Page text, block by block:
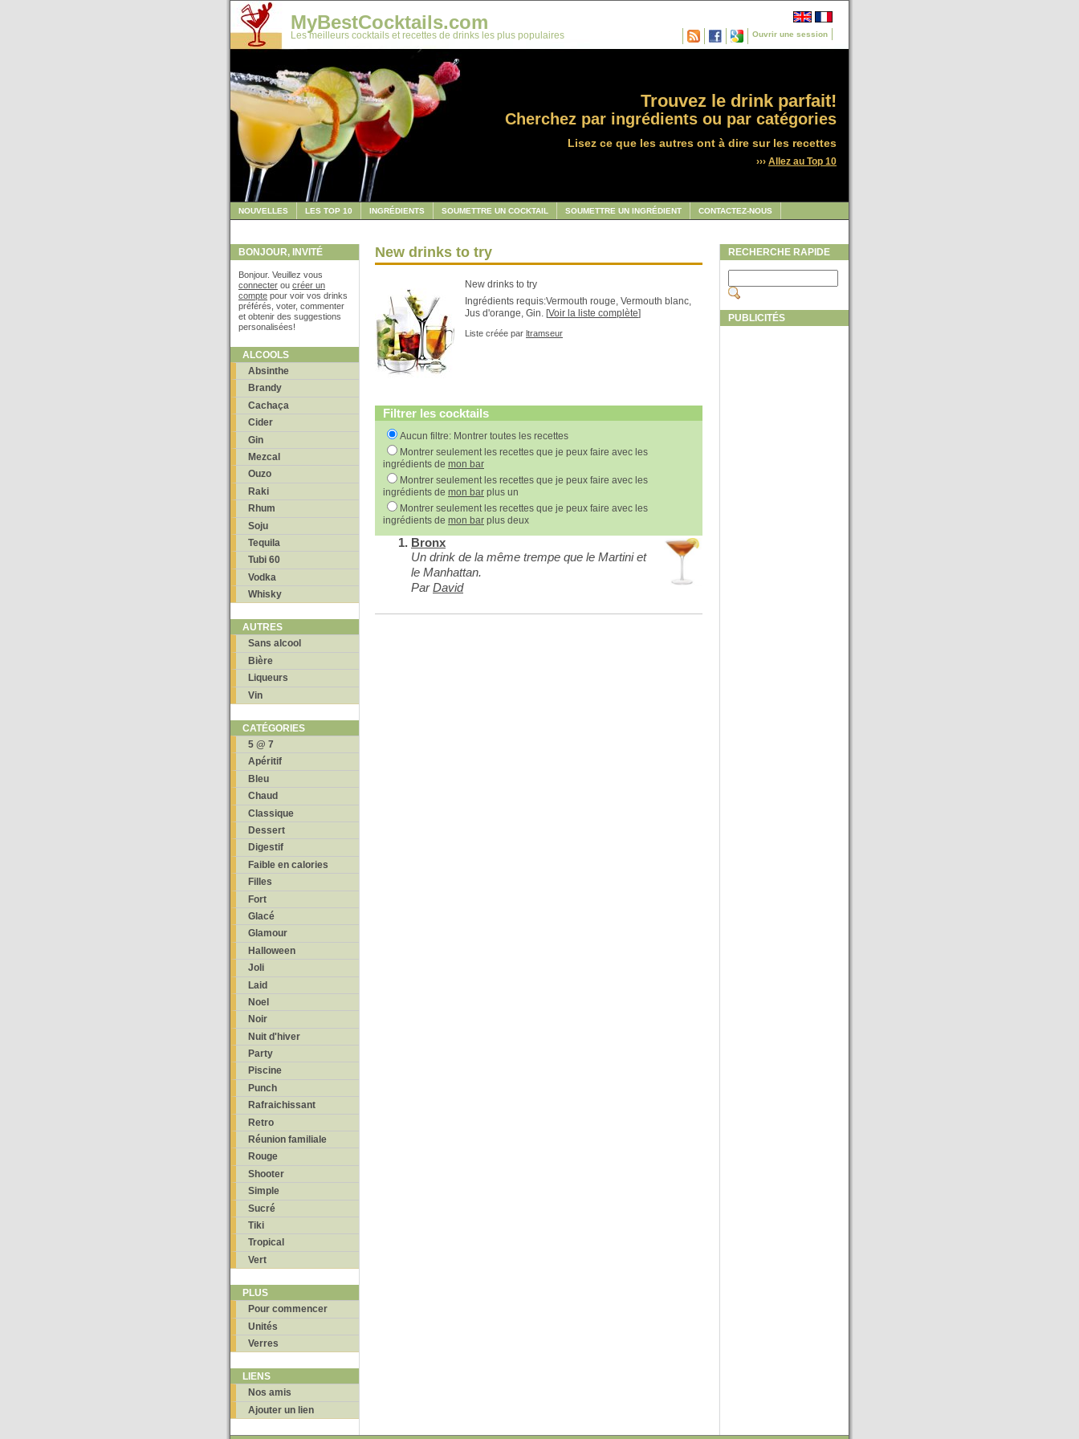
Ouvrir une session
MyBestCocktails.com
Les meilleurs cocktails et recettes de drinks les plus populaires
Trouvez le drink parfait!
Cherchez par ingrédients ou par catégories
Lisez ce que les autres ont à dire sur les recettes
››› Allez au Top 10
NOUVELLES LES TOP 10 INGRÉDIENTS SOUMETTRE UN COCKTAIL SOUMETTRE UN INGRÉDIENT CONTACTEZ-NOUS
BONJOUR, INVITÉ
Bonjour. Veuillez vous
connecter ou créer un
compte pour voir vos drinks
préférés, voter, commenter
et obtenir des suggestions
personalisées!
ALCOOLS
Absinthe
Brandy
Cachaça
Cider
Gin
Mezcal
Ouzo
Raki
Rhum
Soju
Tequila
Tubi 60
Vodka
Whisky
AUTRES
Sans alcool
Bière
Liqueurs
Vin
CATÉGORIES
5 @ 7
Apéritif
Bleu
Chaud
Classique
Dessert
Digestif
Faible en calories
Filles
Fort
Glacé
Glamour
Halloween
Joli
Laid
Noel
Noir
Nuit d'hiver
Party
Piscine
Punch
Rafraichissant
Retro
Réunion familiale
Rouge
Shooter
Simple
Sucré
Tiki
Tropical
Vert
PLUS
Pour commencer
Unités
Verres
LIENS
Nos amis
Ajouter un lien
New drinks to try
New drinks to try
Ingrédients requis:Vermouth rouge, Vermouth blanc,
Jus d'orange, Gin. [Voir la liste complète]
Liste créée par ltramseur
Filtrer les cocktails
Aucun filtre: Montrer toutes les recettes
Montrer seulement les recettes que je peux faire avec les
ingrédients de mon bar
Montrer seulement les recettes que je peux faire avec les
ingrédients de mon bar plus un
Montrer seulement les recettes que je peux faire avec les
ingrédients de mon bar plus deux
Bronx
Un drink de la même trempe que le Martini et
le Manhattan.
ParDavid
RECHERCHE RAPIDE
PUBLICITÉS